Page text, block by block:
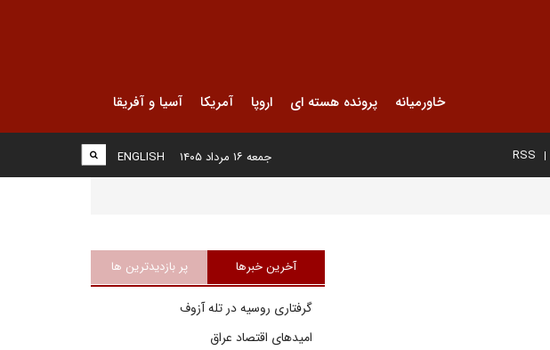
خاورمیانه پرونده هسته ای اروپا آمریکا آسیا و آفریقا
RSS
ENGLISH جمعه ۱۶ مرداد ۱۴۰۵
آخرین خبرها پر بازدیدترین ها
گرفتاری روسیه در تله آزوف
امیدهای اقتصاد عراق